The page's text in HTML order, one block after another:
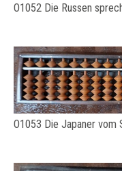
O1052 Die Russen
O1053 Die Japaner vom